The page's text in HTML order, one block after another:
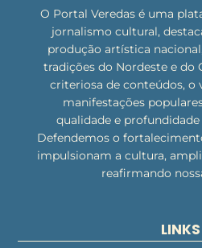
O Portal Veredas é uma
jornalismo cultural,
produção artística
tradições do Nordeste e do
criteriosa de conteúdos, o
manifestações
qualidade e profundidade
Defendemos o
impulsionam a cultura,
reafirmando
LINKS